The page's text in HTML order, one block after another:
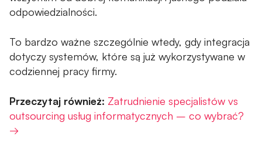
odpowiedzialności.
To bardzo ważne szczególnie wtedy, gdy integracja
dotyczy systemów, które są już wykorzystywane w
codziennej pracy firmy.
Przeczytaj również: Zatrudnienie specjalistów vs
outsourcing usług informatycznych – co wybrać?
→